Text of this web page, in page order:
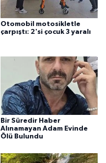
Otomobil motosikletle
çarpıştı: 2'si çocuk 3 yaralı
Bir Süredir Haber
Alınamayan Adam Evinde
Ölü Bulundu